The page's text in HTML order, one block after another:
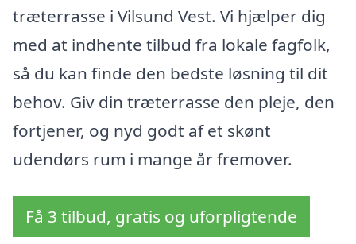
træterrasse i Vilsund Vest. Vi hjælper dig
med at indhente tilbud fra lokale fagfolk,
så du kan finde den bedste løsning til dit
behov. Giv din træterrasse den pleje, den
fortjener, og nyd godt af et skønt
udendørs rum i mange år fremover.
Få 3 tilbud, gratis og uforpligtende